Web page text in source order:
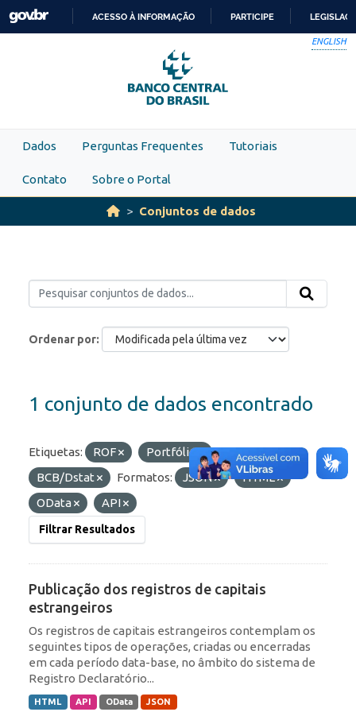
Skip to main content
PARA
O
CONTEÚDO
ACESSO À INFORMAÇÃO PARTICIPE
ENGLISH
Dados Perguntas Frequentes Tutoriais
Contato Sobre o Portal
Conjuntos de dados
Ordenar por
1 conjunto de dados encontrado
Etiquetas: ROF Portfólio
Organizações:
BCB/Dstat
Formatos: JSON
HTML
OData
API
Filtrar Resultados
Publicação dos registros de capitais
estrangeiros
Os registros de capitais estrangeiros contemplam os
seguintes tipos de operações, criadas ou encerradas
em cada período data-base, no âmbito do sistema de
Registro Declaratório...
HTML API OData JSON